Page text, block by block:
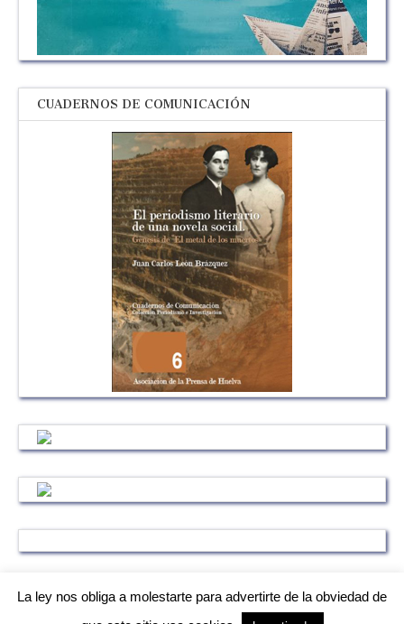
CUADERNOS DE COMUNICACIÓN
La ley nos obliga a molestarte para advertirte de la obviedad de